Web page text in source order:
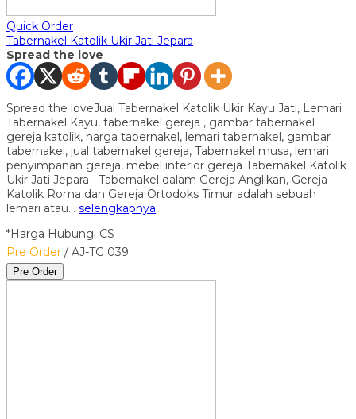
Quick Order
Tabernakel Katolik Ukir Jati Jepara
Spread the love
Spread the loveJual Tabernakel Katolik Ukir Kayu Jati, Lemari
Tabernakel Kayu, tabernakel gereja , gambar tabernakel
gereja katolik, harga tabernakel, lemari tabernakel, gambar
tabernakel, jual tabernakel gereja, Tabernakel musa, lemari
penyimpanan gereja, mebel interior gereja Tabernakel Katolik
Ukir Jati Jepara Tabernakel dalam Gereja Anglikan, Gereja
Katolik Roma dan Gereja Ortodoks Timur adalah sebuah
lemari atau… selengkapnya
*Harga Hubungi CS
Pre Order / AJ-TG 039
Pre Order